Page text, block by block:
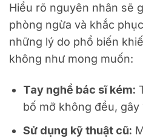
Hiểu rõ nguyên nhân sẽ
phòng ngừa và khắc
những lý do phổ biến
không như mong muốn:
Tay nghề bác sĩ kém:
bố mỡ không đều,
Sử dụng kỹ thuật cũ: